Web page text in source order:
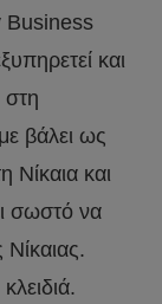
Business
και
στη
βάλει ως
Νίκαια και
σωστό να
Νίκαιας.
κλειδιά.